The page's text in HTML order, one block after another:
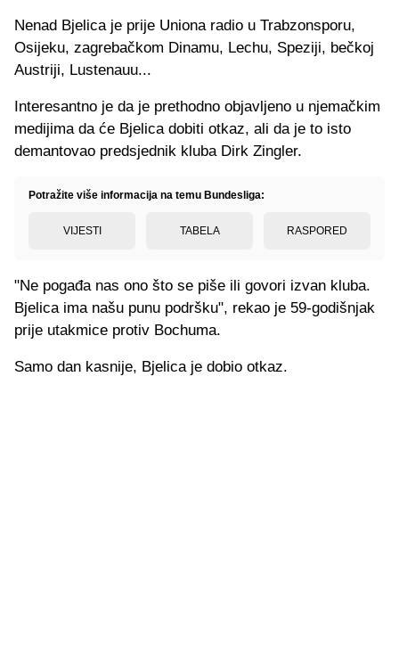
Nenad Bjelica je prije Uniona radio u Trabzonsporu,
Osijeku, zagrebačkom Dinamu, Lechu, Speziji, bečkoj
Austriji, Lustenauu...
Interesantno je da je prethodno objavljeno u njemačkim
medijima da će Bjelica dobiti otkaz, ali da je to isto
demantovao predsjednik kluba Dirk Zingler.
Potražite više informacija na temu Bundesliga:
VIJESTI TABELA RASPORED
"Ne pogađa nas ono što se piše ili govori izvan kluba.
Bjelica ima našu punu podršku", rekao je 59-godišnjak
prije utakmice protiv Bochuma.
Samo dan kasnije, Bjelica je dobio otkaz.